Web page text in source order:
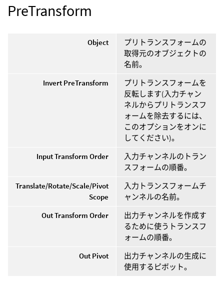
PreTransform
Object
プリトランスフォームの
取得元のオブジェクトの
名前。
Invert PreTransform
プリトランスフォームを
反転します(入力チャン
ネルからプリトランスフ
ォームを除去するには、
このオプションをオンに
してください)。
Input Transform Order
入力チャンネルのトラン
スフォームの順番。
Translate/Rotate/Scale/Pivot
Scope
入力トランスフォームチ
ャンネルの名前。
Out Transform Order
出力チャンネルを作成す
るために使うトランスフ
ォームの順番。
Out Pivot
出力チャンネルの生成に
使用するピボット。